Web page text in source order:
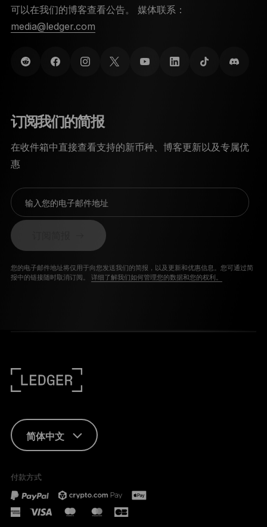
可以在我们的博客查看公告。 媒体联系：
media@ledger.com
订阅我们的简报
在收件箱中直接查看支持的新币种、博客更新以及专属优
惠
输入您的电子邮件地址
您的电子邮件地址将仅用于向您发送我们的简报，以及更新和优惠信息。您可通过简
报中的链接随时取消订阅。 详细了解我们如何管理您的数据和您的权利。
简体中文
FRANÇAIS
TÜRKÇE
付款方式